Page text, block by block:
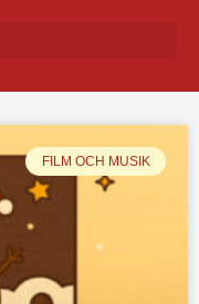
FILM OCH MUSIK